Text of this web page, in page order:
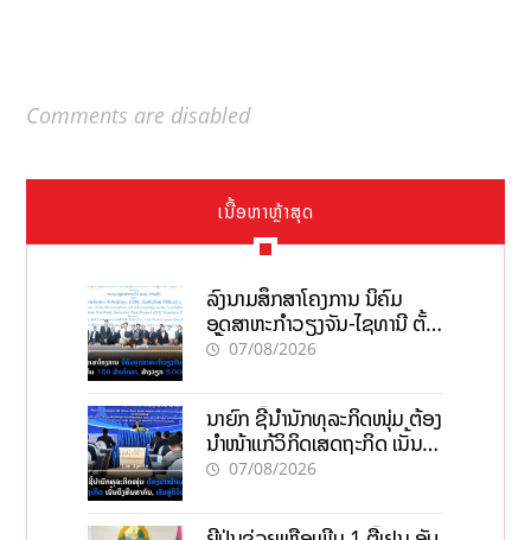
Comments are disabled
ເນື້ອຫາຫຼ້າສຸດ
ລົງນາມສຶກສາໂຄງການ ນິຄົມ
ອຸດສາຫະກຳວຽງຈັນ-ໄຊທານີ ຕັ້ງ
ເປົ້າດຶງທຶນ 150 ລ້ານໂດລາ, ສ້າງ
07/08/2026
ນາຍົກ ຊີ້ນຳນັກທຸລະກິດໜຸ່ມ ຕ້ອງ
ນຳໜ້າແກ້ວິກິດເສດຖະກິດ ເນັ້ນດຶງ
ທຶນສາກົນ, ຫັນສູ່ດິຈິຕອນ
07/08/2026